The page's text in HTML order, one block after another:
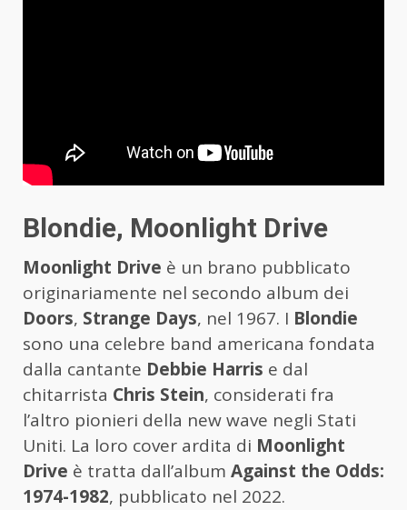
Blondie, Moonlight Drive
Moonlight Drive è un brano pubblicato
originariamente nel secondo album dei
Doors, Strange Days, nel 1967. I Blondie
sono una celebre band americana fondata
dalla cantante Debbie Harris e dal
chitarrista Chris Stein, considerati fra
l’altro pionieri della new wave negli Stati
Uniti. La loro cover ardita di Moonlight
Drive è tratta dall’album Against the Odds:
1974-1982, pubblicato nel 2022.